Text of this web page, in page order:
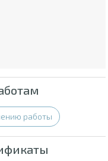
работы